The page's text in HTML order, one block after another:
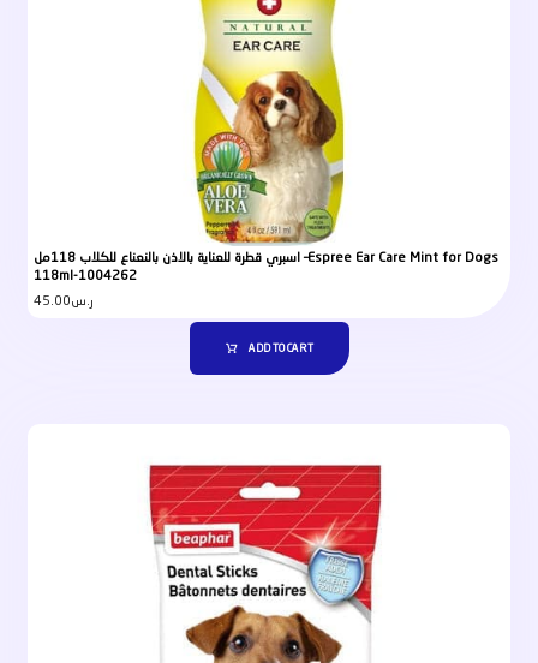
اسبري قطرة للعناية بالاذن بالنعناع للكلاب 118مل –Espree Ear Care Mint for Dogs
118ml-1004262
ر.س45.00
ADD TO CART